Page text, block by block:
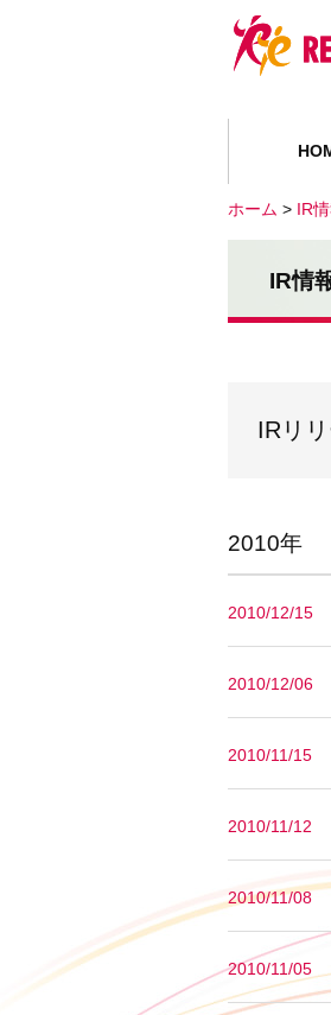
ホーム > IR
IR情
IRリ
2010年
2010/12/15
2010/12/06
2010/11/15
2010/11/12
2010/11/08
2010/11/05